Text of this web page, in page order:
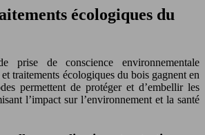
écologiques du
prise de conscience environnementale
traitements écologiques du bois gagnent en
permettent de protéger et d’embellir les
l’impact sur l’environnement et la santé